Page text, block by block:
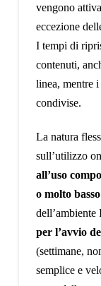
vengono
eccezione
I tempi di
contenuti,
linea, mentre
condivise.
La natura
sull’utilizzo
all’uso
o molto basso
dell’ambiente
per l’avvio
(settimane,
semplice e